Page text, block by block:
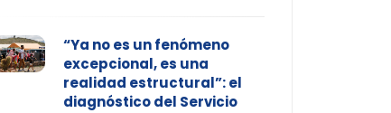
“Ya no es un fenómeno
excepcional, es una
realidad estructural”: el
diagnóstico del Servicio